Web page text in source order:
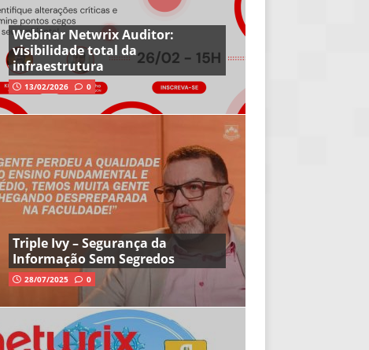
Webinar Netwrix Auditor:
visibilidade total da
infraestrutura
13/02/2026 0
Triple Ivy – Segurança da
Informação Sem Segredos
28/07/2025 0